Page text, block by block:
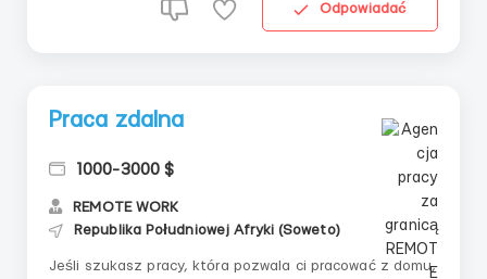
Odpowiadać
Praca zdalna
1000-3000 $
REMOTE WORK
Republika Południowej Afryki (Soweto)
Jeśli szukasz pracy, która pozwala ci pracować z domu,